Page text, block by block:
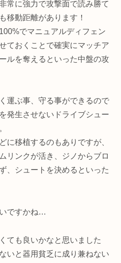
常に強力で攻撃面で読み勝て
移動距離があります！
でマニュアルディフェン
ておくことで確実にマッチア
ルを奪えるといった中盤の攻
運ぶ事、守る事ができるので
発生させないドライブシュー
に移植するのもありですが、
リンクが活き、ジノからブロ
、シュートを決めるといった
ですかね…
ても良いかなと思いました
いと器用貧乏に成り兼ねない